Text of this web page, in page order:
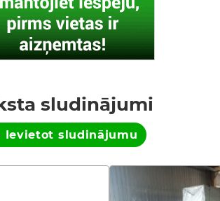
sludinājumi
Ievietot sludinājumu